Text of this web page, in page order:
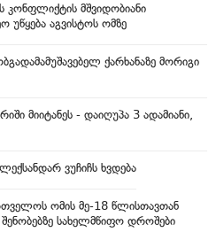
კონფლიქტის მშვიდობიანი
უწყება აგვისტოს ომზე
ქარხანაზე მორიგი
მიიტანეს - დაიღუპა 3 ადამიანი,
ვუჩიჩს ხვდება
ომის მე-18 წლისთავთან
სახელმწიფო დროშები